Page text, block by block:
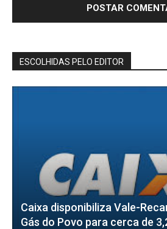
ESCOLHIDAS PELO EDITOR
Caixa disponibiliza Vale-
Gás do Povo para cerca de